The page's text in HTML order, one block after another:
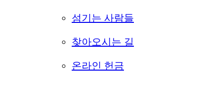
섬기는 사람들
찾아오시는 길
온라인 헌금